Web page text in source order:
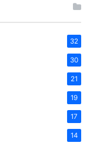
32
30
21
19
17
14